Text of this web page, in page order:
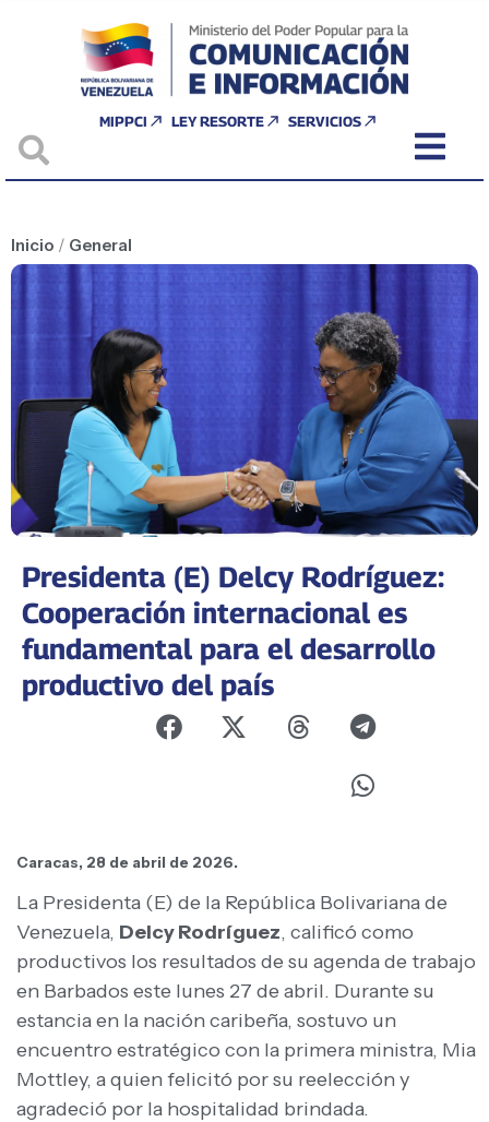
MIPPCI LEY RESORTE SERVICIOS
Inicio / General
Presidenta (E) Delcy Rodríguez:
Cooperación internacional es
fundamental para el desarrollo
productivo del país
Caracas, 28 de abril de 2026.
La Presidenta (E) de la República Bolivariana de
Venezuela, Delcy Rodríguez, calificó como
productivos los resultados de su agenda de trabajo
en Barbados este lunes 27 de abril. Durante su
estancia en la nación caribeña, sostuvo un
encuentro estratégico con la primera ministra, Mia
Mottley, a quien felicitó por su reelección y
agradeció por la hospitalidad brindada.